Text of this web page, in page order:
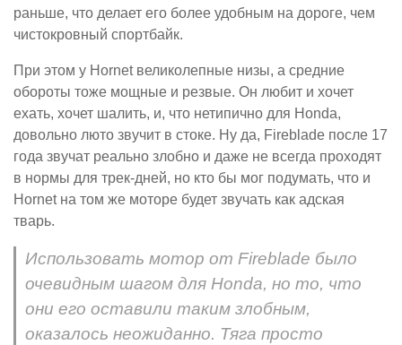
раньше, что делает его более удобным на дороге, чем
чистокровный спортбайк.
При этом у Hornet великолепные низы, а средние
обороты тоже мощные и резвые. Он любит и хочет
ехать, хочет шалить, и, что нетипично для Honda,
довольно люто звучит в стоке. Ну да, Fireblade после 17
года звучат реально злобно и даже не всегда проходят
в нормы для трек-дней, но кто бы мог подумать, что и
Hornet на том же моторе будет звучать как адская
тварь.
Использовать мотор от Fireblade было
очевидным шагом для Honda, но то, что
они его оставили таким злобным,
оказалось неожиданно. Тяга просто